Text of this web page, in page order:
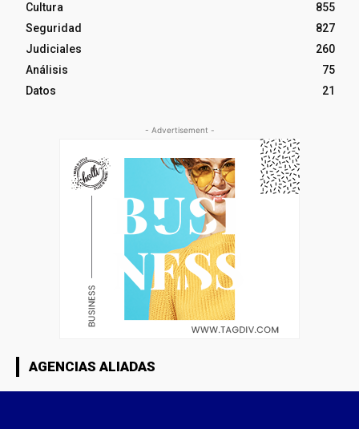
Cultura
855
Seguridad
827
Judiciales
260
Análisis
75
Datos
21
- Advertisement -
AGENCIAS ALIADAS